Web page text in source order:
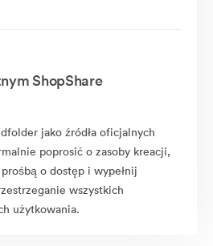
ShopShare
jako źródła oficjalnych
poprosić o zasoby kreacji,
o dostęp i wypełnij
wszystkich
użytkowania.